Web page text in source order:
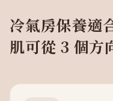
冷氣房保養適
肌可從 3 個方